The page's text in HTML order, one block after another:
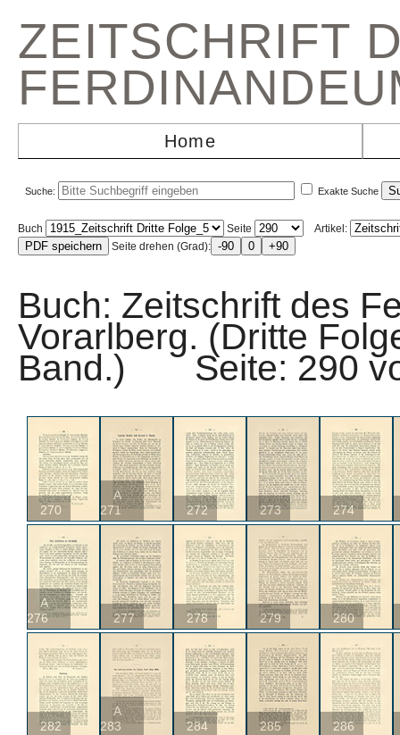
ZEITSCHRIFT
Home
Suche: Exakte Suche
Buch Seite
Artikel:
Seite drehen (Grad):
Buch: Zeitschrift des
Vorarlberg. (Dritte
Band.) Seite:
270
A
271
272 273 274
A
276
277 278 279 280
282
A
283
284 285 286